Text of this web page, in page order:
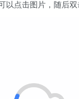
以点击图片，随后